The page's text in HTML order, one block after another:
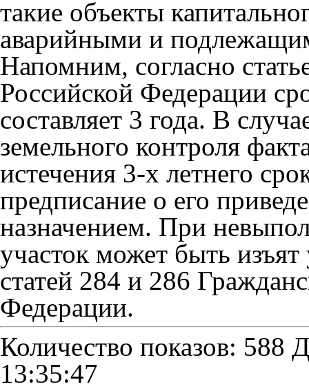
такие объекты
аварийными и
Напомним, согласно
Российской Федерации
составляет 3 года. В
земельного контроля
истечения 3-х летнего
предписание о его
назначением. При
участок может быть
статей 284 и 286
Федерации.
Количество показов: 588
13:35:47